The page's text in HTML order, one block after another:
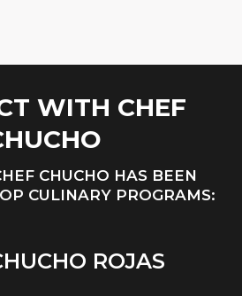
WITH CHEF
CHUCHO HAS BEEN
CULINARY PROGRAMS:
ROJAS